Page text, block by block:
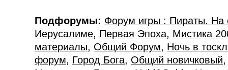
Подфорумы: Форум игры : Пираты. На
Иерусалиме, Первая Эпоха, Мистика
материалы, Общий Форум, Ночь в
форум, Город Бога, Общий новичковый